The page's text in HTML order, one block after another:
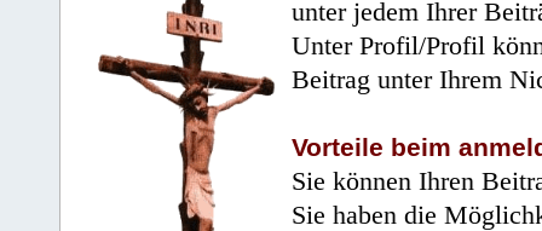
unter jedem Ihrer
Unter Profil/Profil
Beitrag unter Ihrem
Vorteile beim
Sie können Ihren
Sie haben die